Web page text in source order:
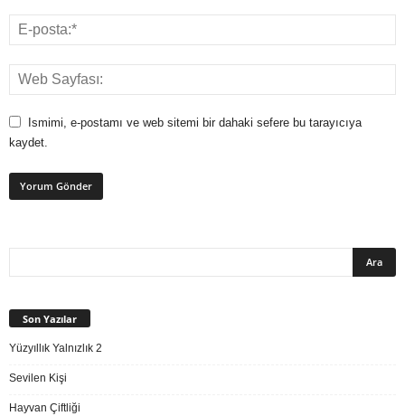
Ismimi, e-postamı ve web sitemi bir dahaki sefere bu tarayıcıya
kaydet.
Son Yazılar
Yüzyıllık Yalnızlık 2
Sevilen Kişi
Hayvan Çiftliği